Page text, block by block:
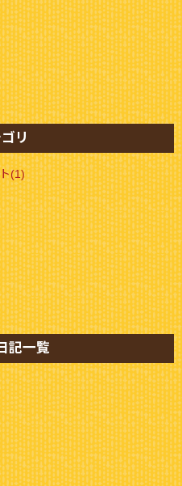
リ
(1)
記一覧